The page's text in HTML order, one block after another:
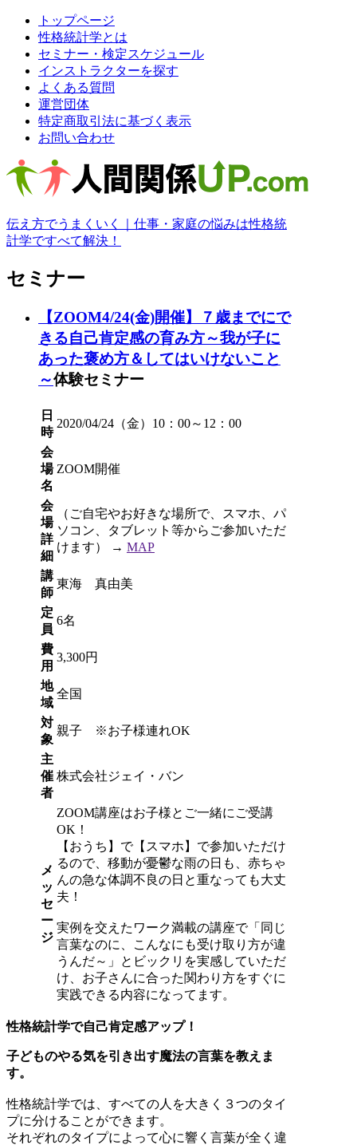
トップページ
性格統計学とは
セミナー・検定スケジュール
インストラクターを探す
よくある質問
運営団体
特定商取引法に基づく表示
お問い合わせ
伝え方でうまくいく｜仕事・家庭の悩みは性格統
計学ですべて解決！
セミナー
【ZOOM4/24(金)開催】７歳までにで
きる自己肯定感の育み方～我が子に
あった褒め方＆してはいけないこと
～体験セミナー
日
時
2020/04/24（金）10：00～12：00
会
場
名
ZOOM開催
会
場
詳
細
（ご自宅やお好きな場所で、スマホ、パ
ソコン、タブレット等からご参加いただ
けます） → MAP
講
師
東海 真由美
定
員
6名
費
用
3,300円
地
域
全国
対
象
親子 ※お子様連れOK
主
催
者
株式会社ジェイ・バン
メ
ッ
セ
ー
ジ
ZOOM講座はお子様とご一緒にご受講
OK！
【おうち】で【スマホ】で参加いただけ
るので、移動が憂鬱な雨の日も、赤ちゃ
んの急な体調不良の日と重なっても大丈
夫！
実例を交えたワーク満載の講座で「同じ
言葉なのに、こんなにも受け取り方が違
うんだ～」とビックリを実感していただ
け、お子さんに合った関わり方をすぐに
実践できる内容になってます。
性格統計学で自己肯定感アップ！
子どものやる気を引き出す魔法の言葉を教えま
す。
性格統計学では、すべての人を大きく３つのタイ
プに分けることができます。
それぞれのタイプによって心に響く言葉が全く違